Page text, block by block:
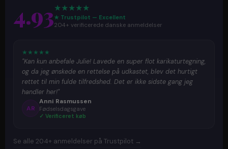
4.93★★★★★
★ Trustpilot — Excellent
204+ verificerede danske anmeldelser
★ ★ ★ ★ ★
"Kan kun anbefale Julie! Lavede en super flot karikaturtegning,
og da jeg ønskede en rettelse på udkastet, blev det hurtigt
rettet til min fulde tilfredshed. Det er ikke sidste gang jeg
handler her!"
AR
Anni Rasmussen
Fødselsdagsgave
✓ Verificeret køb
Se alle 204+ anmeldelser på Trustpilot →